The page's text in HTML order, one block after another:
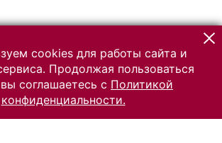
cookies для работы сайта и
Продолжая пользоваться
соглашаетесь с Политикой
конфиденциальности.